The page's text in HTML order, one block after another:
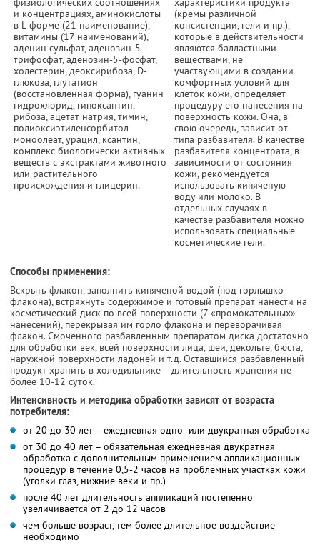
и концентрациях, аминокислоты
в L-форме (21 наименование),
витамины (17 наименований),
аденин сульфат, аденозин-5-
трифосфат, аденозин-5-фосфат,
холестерин, деоксирибоза, D-
глюкоза, глутатион
(восстановленная форма), гуанин
гидрохлорид, гипоксантин,
рибоза, ацетат натрия, тимин,
полиоксиэтиленсорбитол
моноолеат, урацил, ксантин,
комплекс биологически активных
веществ с экстрактами животного
или растительного
происхождения и глицерин.
(кремы различной
консистенции, гели и пр.),
которые в действительности
являются балластными
веществами, не
участвующими в создании
комфортных условий для
клеток кожи, определяет
процедуру его нанесения на
поверхность кожи. Она, в
свою очередь, зависит от
типа разбавителя. В качестве
разбавителя концентрата, в
зависимости от состояния
кожи, рекомендуется
использовать кипяченую
воду или молоко. В
отдельных случаях в
качестве разбавителя можно
использовать специальные
косметические гели.
Способы применения:
Вскрыть флакон, заполнить кипяченой водой (под горлышко
флакона), встряхнуть содержимое и готовый препарат нанести на
косметический диск по всей поверхности (7 «промокательных»
нанесений), перекрывая им горло флакона и переворачивая
флакон. Смоченного разбавленным препаратом диска достаточно
для обработки век, всей поверхности лица, шеи, декольте, бюста,
наружной поверхности ладоней и т.д. Оставшийся разбавленный
продукт хранить в холодильнике – длительность хранения не
более 10-12 суток.
Интенсивность и методика обработки зависят от возраста
потребителя:
от 20 до 30 лет – ежедневная одно- или двукратная обработка
от 30 до 40 лет – обязательная ежедневная двукратная
обработка с дополнительным применением аппликационных
процедур в течение 0,5-2 часов на проблемных участках кожи
(уголки глаз, нижние веки и пр.)
после 40 лет длительность аппликаций постепенно
увеличивается от 2 до 12 часов
чем больше возраст, тем более длительное воздействие
необходимо